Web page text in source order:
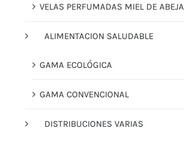
VELAS PERFUMADAS MIEL DE ABEJA
ALIMENTACION SALUDABLE
GAMA ECOLÓGICA
GAMA CONVENCIONAL
DISTRIBUCIONES VARIAS